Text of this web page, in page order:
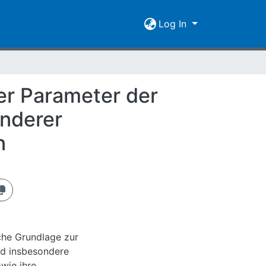
Log In
Parameter der
Grundlage zur
insbesondere